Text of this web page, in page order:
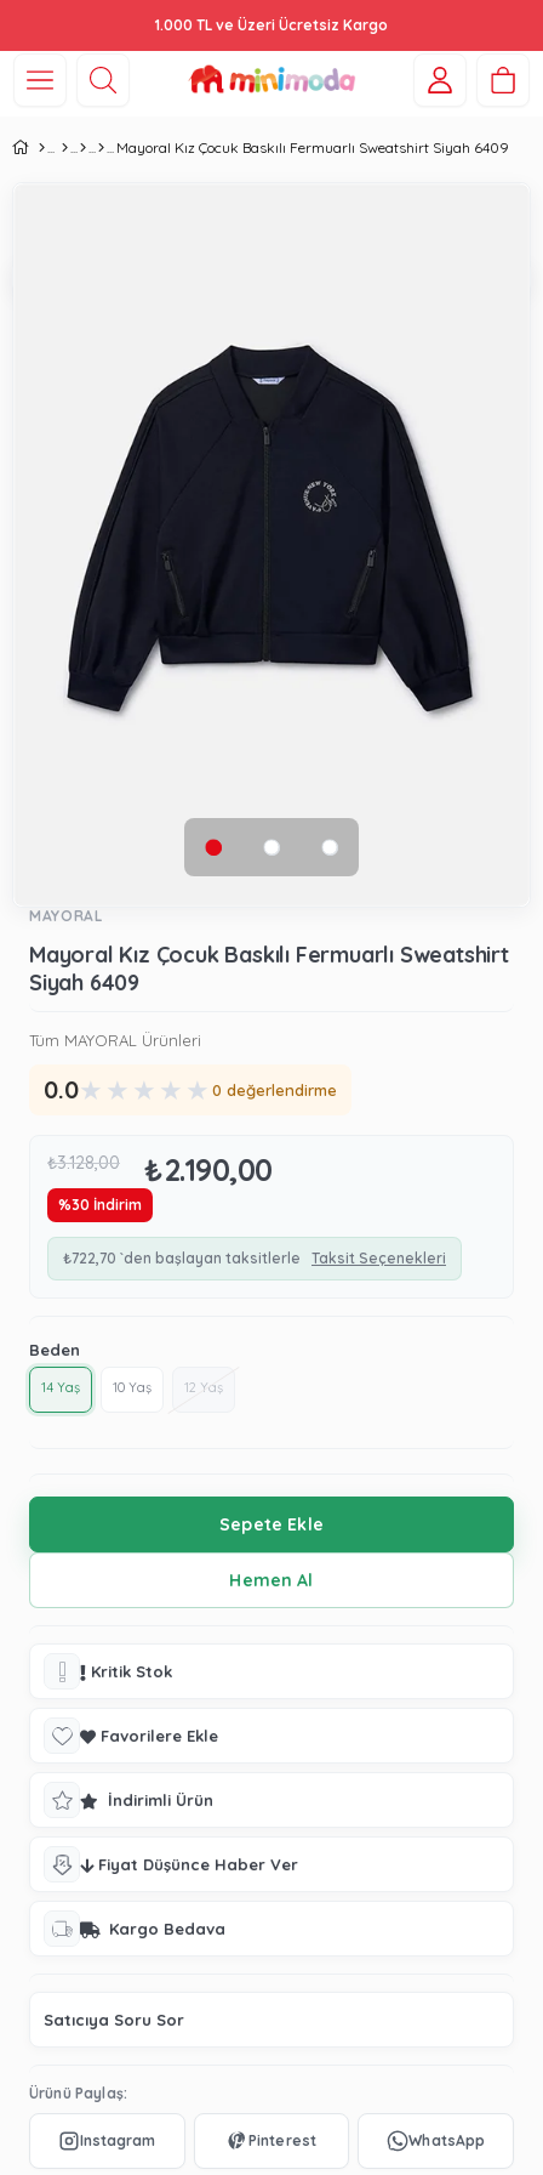
1.000 TL ve Üzeri Ücretsiz Kargo
Mayoral Kız Çocuk Baskılı Fermuarlı Sweatshirt Siyah 6409
MAYORAL
Mayoral Kız Çocuk Baskılı Fermuarlı Sweatshirt
Siyah 6409
Tüm MAYORAL Ürünleri
0.0★ ★ ★ ★ ★ 0 değerlendirme
₺3.128,00 ₺2.190,00
%30 İndirim
₺722,70 `den başlayan taksitlerle Taksit Seçenekleri
Beden
14 Yaş 10 Yaş 12 Yaş
Kritik Stok
Favorilere Ekle
İndirimli Ürün
Fiyat Düşünce Haber Ver
Kargo Bedava
Satıcıya Soru Sor
Ürünü Paylaş: